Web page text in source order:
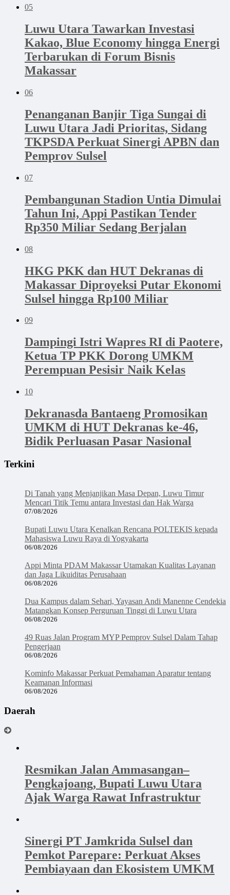
05
Luwu Utara Tawarkan Investasi
Kakao, Blue Economy hingga Energi
Terbarukan di Forum Bisnis
Makassar
06
Penanganan Banjir Tiga Sungai di
Luwu Utara Jadi Prioritas, Sidang
TKPSDA Perkuat Sinergi APBN dan
Pemprov Sulsel
07
Pembangunan Stadion Untia Dimulai
Tahun Ini, Appi Pastikan Tender
Rp350 Miliar Sedang Berjalan
08
HKG PKK dan HUT Dekranas di
Makassar Diproyeksi Putar Ekonomi
Sulsel hingga Rp100 Miliar
09
Dampingi Istri Wapres RI di Paotere,
Ketua TP PKK Dorong UMKM
Perempuan Pesisir Naik Kelas
10
Dekranasda Bantaeng Promosikan
UMKM di HUT Dekranas ke-46,
Bidik Perluasan Pasar Nasional
Terkini
Di Tanah yang Menjanjikan Masa Depan, Luwu Timur
Mencari Titik Temu antara Investasi dan Hak Warga
07/08/2026
Bupati Luwu Utara Kenalkan Rencana POLTEKIS kepada
Mahasiswa Luwu Raya di Yogyakarta
06/08/2026
Appi Minta PDAM Makassar Utamakan Kualitas Layanan
dan Jaga Likuiditas Perusahaan
06/08/2026
Dua Kampus dalam Sehari, Yayasan Andi Manenne Cendekia
Matangkan Konsep Perguruan Tinggi di Luwu Utara
06/08/2026
49 Ruas Jalan Program MYP Pemprov Sulsel Dalam Tahap
Pengerjaan
06/08/2026
Kominfo Makassar Perkuat Pemahaman Aparatur tentang
Keamanan Informasi
06/08/2026
Daerah
Resmikan Jalan Ammasangan–
Pengkajoang, Bupati Luwu Utara
Ajak Warga Rawat Infrastruktur
Sinergi PT Jamkrida Sulsel dan
Pemkot Parepare: Perkuat Akses
Pembiayaan dan Ekosistem UMKM